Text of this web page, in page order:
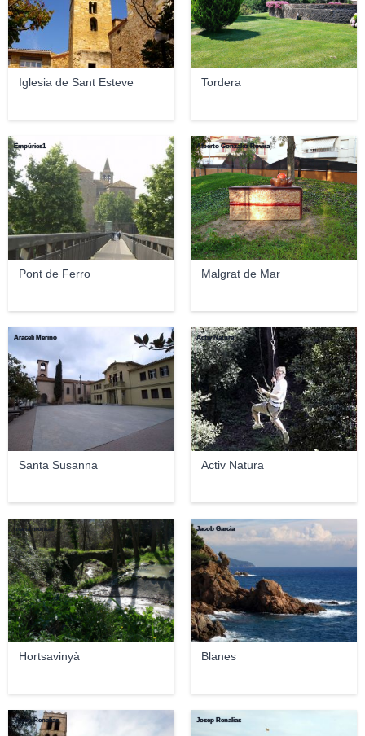
Iglesia de Sant Esteve Tordera
Pont de Ferro
Empúries1
Malgrat de Mar
Alberto Gonzalez Rovira
Santa Susanna
Araceli Merino
Activ Natura
Activ Natura
Hortsavinyà
maria moncal
Blanes
Jacob Garcia
Josep Renalias Josep Renalias